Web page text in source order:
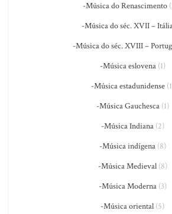
-Música do Renascimento
-Música do séc. XVII –
-Música do séc. XVIII –
-Música eslovena(1)
-Música estadunidense
-Música Gauchesca(1)
-Música Indiana(2)
-Música indígena(8)
-Música Medieval(8)
-Música Moderna(3)
-Música oriental (5)